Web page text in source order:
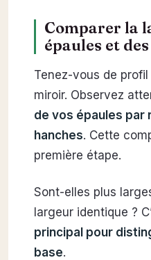
Comparer la
épaules et
Tenez-vous de
miroir. Observez
de vos épaules par
hanches. Cette
première étape.
Sont-elles plus
largeur identique ?
principal pour
base.